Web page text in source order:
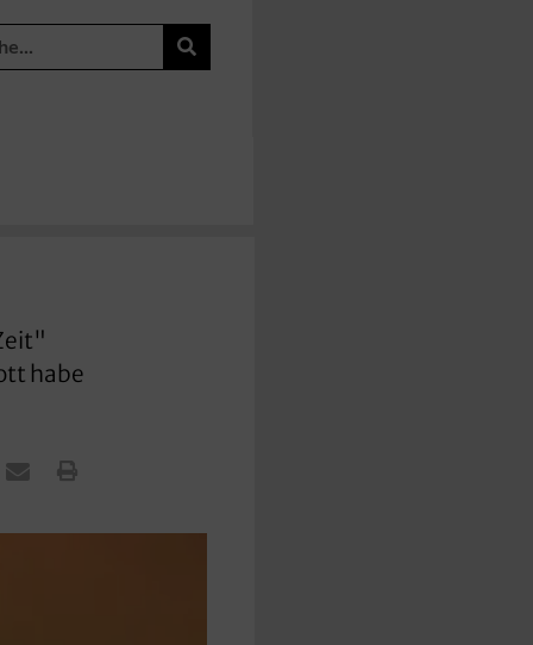
habe